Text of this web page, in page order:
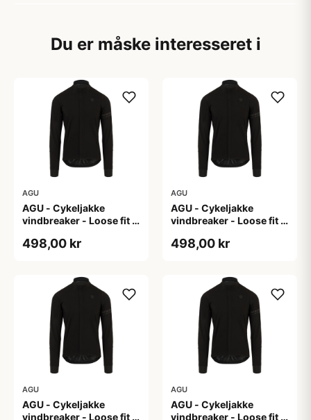
Du er måske interesseret i
AGU
AGU - Cykeljakke
vindbreaker - Loose fit -
498,00 kr
AGU
AGU - Cykeljakke
vindbreaker - Loose fit -
498,00 kr
AGU
AGU - Cykeljakke
vindbreaker - Loose fit -
AGU
AGU - Cykeljakke
vindbreaker - Loose fit -